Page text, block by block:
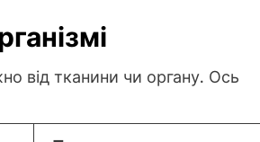
від тканини чи органу. Ось